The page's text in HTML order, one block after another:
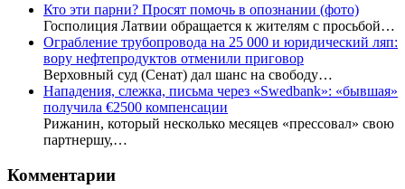
Кто эти парни? Просят помочь в опознании (фото)
Госполиция Латвии обращается к жителям с просьбой…
Ограбление трубопровода на 25 000 и юридический ляп:
вору нефтепродуктов отменили приговор
Верховный суд (Сенат) дал шанс на свободу…
Нападения, слежка, письма через «Swedbank»: «бывшая»
получила €2500 компенсации
Рижанин, который несколько месяцев «прессовал» свою
партнершу,…
Комментарии